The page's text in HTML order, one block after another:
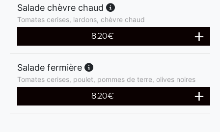
Salade chèvre chaud
Tomates cerises, lardons, chèvre chaud
8.20€
Salade fermière
Tomates cerises, poulet, pommes de terre, olives noires
8.20€